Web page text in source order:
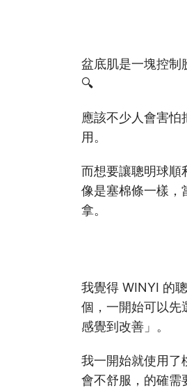
盆底肌是一塊控制
🔍
應該不少人會害
用。
而想要讓聰明球順
像是塞棉條一樣，
拿。
我覺得 WINYI 的
個，一開始可以先
感覺到改善」。
我一開始就使用了
會不舒服，的確需